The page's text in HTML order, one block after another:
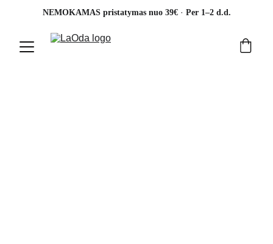
NEMOKAMAS pristatymas nuo 39€ · Per 1–2 d.d.